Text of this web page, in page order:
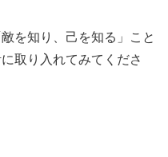
を知り、己を知る」こと
取り入れてみてくださ